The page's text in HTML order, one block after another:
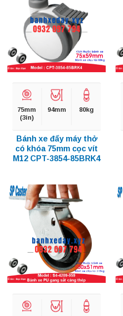
75mm
(3in)
94mm 80kg
Bánh xe đẩy máy thở
có khóa 75mm cọc vít
M12 CPT-3854-85BRK4